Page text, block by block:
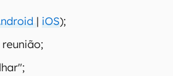
| iOS);